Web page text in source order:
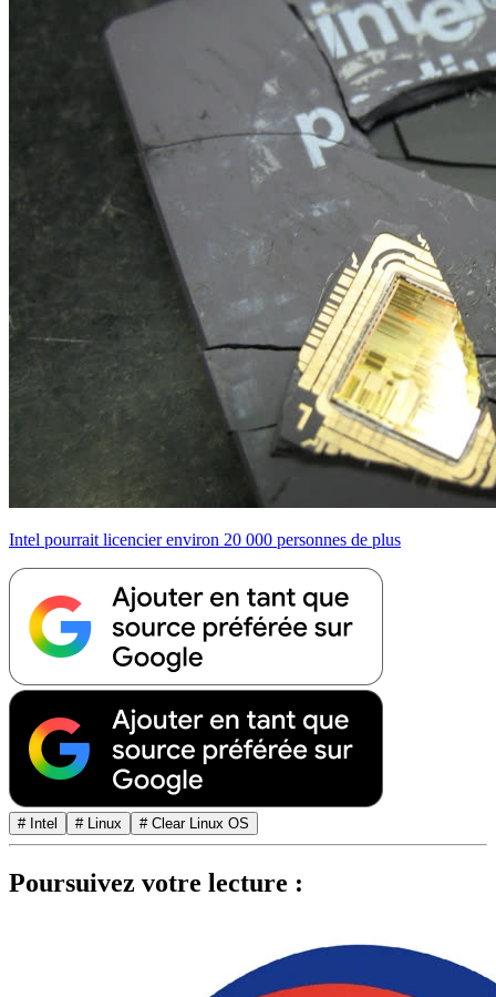
Intel pourrait licencier environ 20 000 personnes de plus
# Intel # Linux # Clear Linux OS
Poursuivez votre lecture :